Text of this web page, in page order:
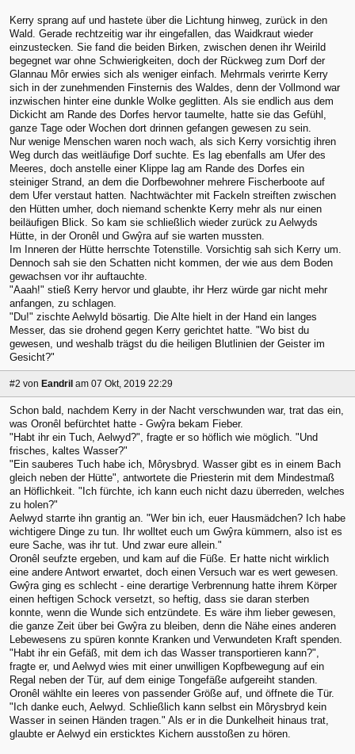
Kerry sprang auf und hastete über die Lichtung hinweg, zurück in den
Wald. Gerade rechtzeitig war ihr eingefallen, das Waidkraut wieder
einzustecken. Sie fand die beiden Birken, zwischen denen ihr Weirild
begegnet war ohne Schwierigkeiten, doch der Rückweg zum Dorf der
Glannau Môr erwies sich als weniger einfach. Mehrmals verirrte Kerry
sich in der zunehmenden Finsternis des Waldes, denn der Vollmond war
inzwischen hinter eine dunkle Wolke geglitten. Als sie endlich aus dem
Dickicht am Rande des Dorfes hervor taumelte, hatte sie das Gefühl,
ganze Tage oder Wochen dort drinnen gefangen gewesen zu sein.
Nur wenige Menschen waren noch wach, als sich Kerry vorsichtig ihren
Weg durch das weitläufige Dorf suchte. Es lag ebenfalls am Ufer des
Meeres, doch anstelle einer Klippe lag am Rande des Dorfes ein
steiniger Strand, an dem die Dorfbewohner mehrere Fischerboote auf
dem Ufer verstaut hatten. Nachtwächter mit Fackeln streiften zwischen
den Hütten umher, doch niemand schenkte Kerry mehr als nur einen
beiläufigen Blick. So kam sie schließlich wieder zurück zu Aelwyds
Hütte, in der Oronêl und Gwŷra auf sie warten mussten.
Im Inneren der Hütte herrschte Totenstille. Vorsichtig sah sich Kerry um.
Dennoch sah sie den Schatten nicht kommen, der wie aus dem Boden
gewachsen vor ihr auftauchte.
"Aaah!" stieß Kerry hervor und glaubte, ihr Herz würde gar nicht mehr
anfangen, zu schlagen.
"Du!" zischte Aelwyld bösartig. Die Alte hielt in der Hand ein langes
Messer, das sie drohend gegen Kerry gerichtet hatte. "Wo bist du
gewesen, und weshalb trägst du die heiligen Blutlinien der Geister im
Gesicht?"
#2 von Eandril am 07 Okt, 2019 22:29
Schon bald, nachdem Kerry in der Nacht verschwunden war, trat das ein,
was Oronêl befürchtet hatte - Gwŷra bekam Fieber.
"Habt ihr ein Tuch, Aelwyd?", fragte er so höflich wie möglich. "Und
frisches, kaltes Wasser?"
"Ein sauberes Tuch habe ich, Môrysbryd. Wasser gibt es in einem Bach
gleich neben der Hütte", antwortete die Priesterin mit dem Mindestmaß
an Höflichkeit. "Ich fürchte, ich kann euch nicht dazu überreden, welches
zu holen?"
Aelwyd starrte ihn grantig an. "Wer bin ich, euer Hausmädchen? Ich habe
wichtigere Dinge zu tun. Ihr wolltet euch um Gwŷra kümmern, also ist es
eure Sache, was ihr tut. Und zwar eure allein."
Oronêl seufzte ergeben, und kam auf die Füße. Er hatte nicht wirklich
eine andere Antwort erwartet, doch einen Versuch war es wert gewesen.
Gwŷra ging es schlecht - eine derartige Verbrennung hatte ihrem Körper
einen heftigen Schock versetzt, so heftig, dass sie daran sterben
konnte, wenn die Wunde sich entzündete. Es wäre ihm lieber gewesen,
die ganze Zeit über bei Gwŷra zu bleiben, denn die Nähe eines anderen
Lebewesens zu spüren konnte Kranken und Verwundeten Kraft spenden.
"Habt ihr ein Gefäß, mit dem ich das Wasser transportieren kann?",
fragte er, und Aelwyd wies mit einer unwilligen Kopfbewegung auf ein
Regal neben der Tür, auf dem einige Tongefäße aufgereiht standen.
Oronêl wählte ein leeres von passender Größe auf, und öffnete die Tür.
"Ich danke euch, Aelwyd. Schließlich kann selbst ein Môrysbryd kein
Wasser in seinen Händen tragen." Als er in die Dunkelheit hinaus trat,
glaubte er Aelwyd ein ersticktes Kichern ausstoßen zu hören.